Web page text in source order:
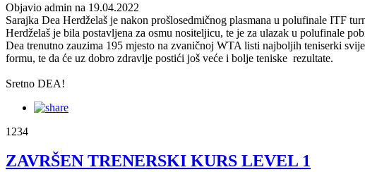
Objavio admin na 19.04.2022
Sarajka Dea Herdželaš je nakon prošlosedmičnog plasmana u polufinale ITF
Herdželaš je bila postavljena za osmu nositeljicu, te je za ulazak u polufinale
Dea trenutno zauzima 195 mjesto na zvaničnoj WTA listi najboljih teniserki
formu, te da će uz dobro zdravlje postići još veće i bolje teniske rezultate.
Sretno DEA!
1234
ZAVRŠEN TRENERSKI KURS LEVEL 1